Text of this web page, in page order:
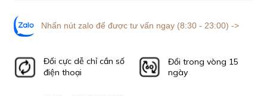
Đổi cực dễ chỉ cần số
điện thoại
Đổi trong vòng 15
ngày
Nhấn nút zalo để được tư vấn ngay (8:30 - 23:00) ->